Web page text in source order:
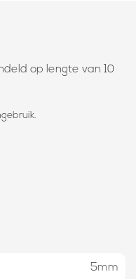
op lengte van 10
5mm